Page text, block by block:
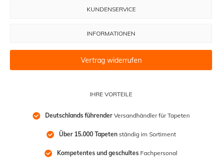
IHRE VORTEILE
Deutschlands führender Versandhändler für Tapeten
Über 15.000 Tapeten ständig im Sortiment
Kompetentes und geschultes Fachpersonal
KUNDENSERVICE
INFORMATIONEN
Vertrag widerrufen